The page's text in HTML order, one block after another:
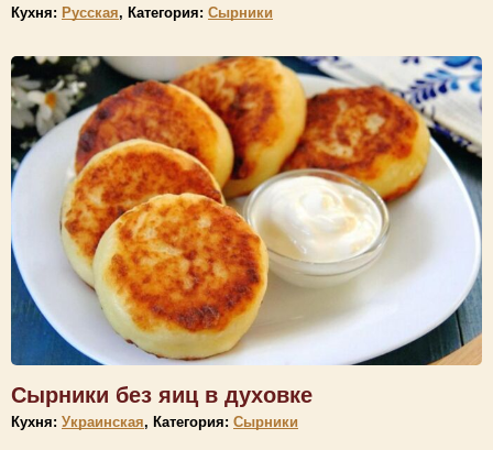
Кухня: Русская, Категория: Сырники
Сырники без яиц в духовке
Кухня: Украинская, Категория: Сырники